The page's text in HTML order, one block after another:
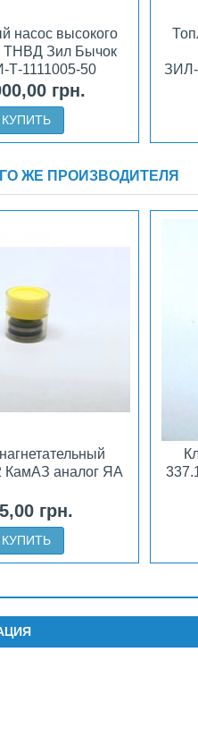
насос высокого
ТНВД Зил Бычок
Т-1111005-50
грн.
КУПИТЬ
ЖЕ ПРОИЗВОДИТЕЛЯ
КамАЗ аналог ЯА
грн.
КУПИТЬ